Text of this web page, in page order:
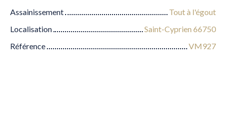
Assainissement
Tout à l'égout
Localisation
Saint-Cyprien 66750
Référence
VM927